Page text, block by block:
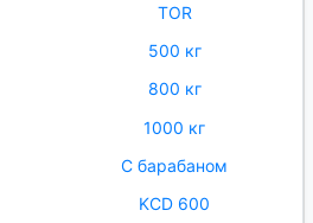
TOR
500 кг
800 кг
1000 кг
С барабаном
KCD 600